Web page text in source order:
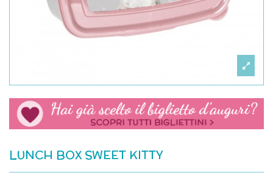
LUNCH BOX SWEET KITTY